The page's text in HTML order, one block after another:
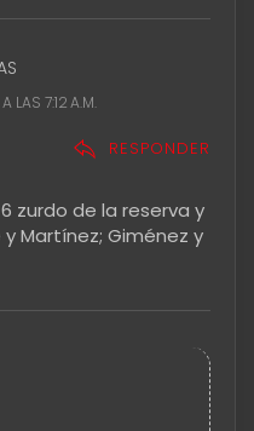
LAS 7:12 A.M.
RESPONDER
zurdo de la reserva y
Martínez; Giménez y